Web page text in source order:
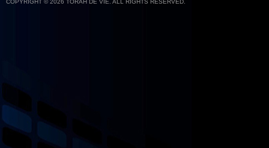
COPYRIGHT © 2026 TORAH DE VIE. ALL RIGHTS RESERVED.